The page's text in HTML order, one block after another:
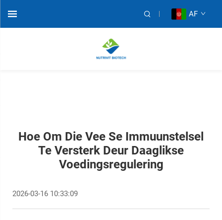
AF
Hoe Om Die Vee Se Immuunstelsel
Te Versterk Deur Daaglikse
Voedingsregulering
2026-03-16 10:33:09